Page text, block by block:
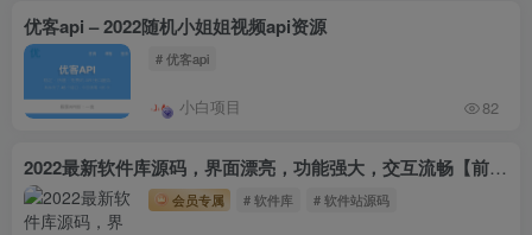
优客api – 2022随机小姐姐视频api资源
# 优客api
小白项目 82
2022最新软件库源码，界面漂亮，功能强大，交互流畅【前台后台源码+搭建视频教程】
会员专属 # 软件库 # 软件站源码